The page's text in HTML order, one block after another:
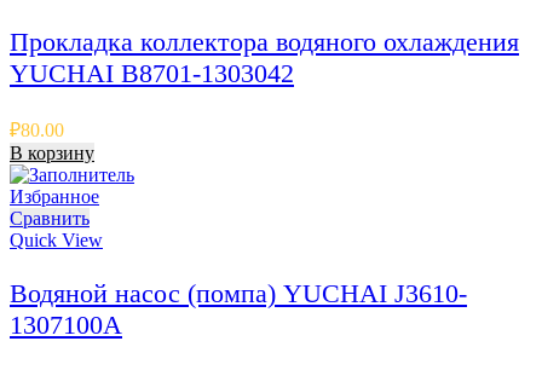
Прокладка коллектора водяного охлаждения
YUCHAI B8701-1303042
₽80.00
В корзину
Избранное
Сравнить
Quick View
Водяной насос (помпа) YUCHAI J3610-
1307100A